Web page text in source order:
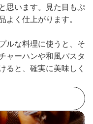
思います。見た目もぷ
よく仕上がります。
ルな料理に使うと、そ
ャーハンや和風パスタ
ると、確実に美味しく